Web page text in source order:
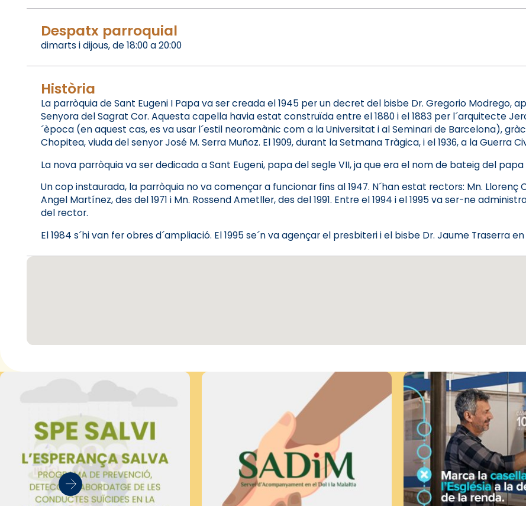
Despatx parroquial
dimarts i dijous, de 18:00 a 20:00
Història
La parròquia de Sant Eugeni I Papa va ser creada el 1945 per un decret del bisbe Dr. Gregorio Modrego,
Senyora del Sagrat Cor. Aquesta capella havia estat construïda entre el 1880 i el 1883 per l´arquitecte
´època (en aquest cas, es va usar l´estil neoromànic com a la Universitat i al Seminari de Barcelona),
Chopitea, viuda del senyor José M. Serra Muñoz. El 1909, durant la Setmana Tràgica, i el 1936, a la Guerra
La nova parròquia va ser dedicada a Sant Eugeni, papa del segle VII, ja que era el nom de bateig del
Un cop instaurada, la parròquia no va començar a funcionar fins al 1947. N´han estat rectors: Mn. Llorenç
Angel Martínez, des del 1971 i Mn. Rossend Ametller, des del 1991. Entre el 1994 i el 1995 va ser-ne
del rector.
El 1984 s´hi van fer obres d´ampliació. El 1995 se´n va agençar el presbiteri i el bisbe Dr. Jaume Traserra